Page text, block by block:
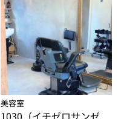
美容室